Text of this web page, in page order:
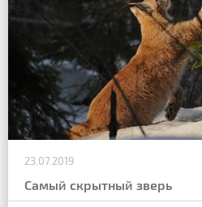
23.07.2019
Самый скрытный зверь